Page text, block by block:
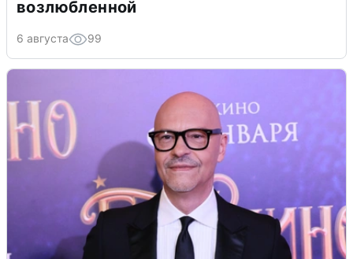
возлюбленной
6 августа 99